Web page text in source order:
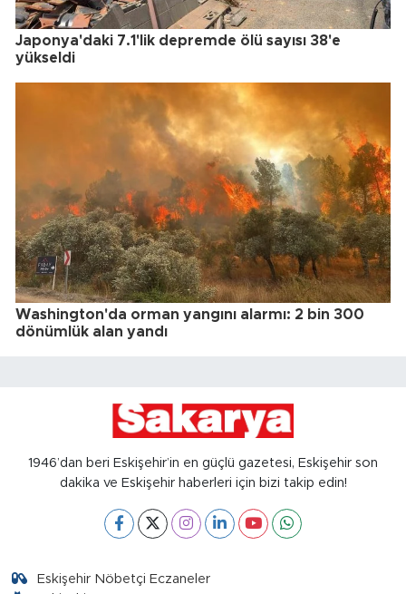
Japonya'daki 7.1'lik depremde ölü sayısı 38'e
yükseldi
Washington'da orman yangını alarmı: 2 bin 300
dönümlük alan yandı
1946’dan beri Eskişehir’in en güçlü gazetesi, Eskişehir son
dakika ve Eskişehir haberleri için bizi takip edin!
Eskişehir Nöbetçi Eczaneler